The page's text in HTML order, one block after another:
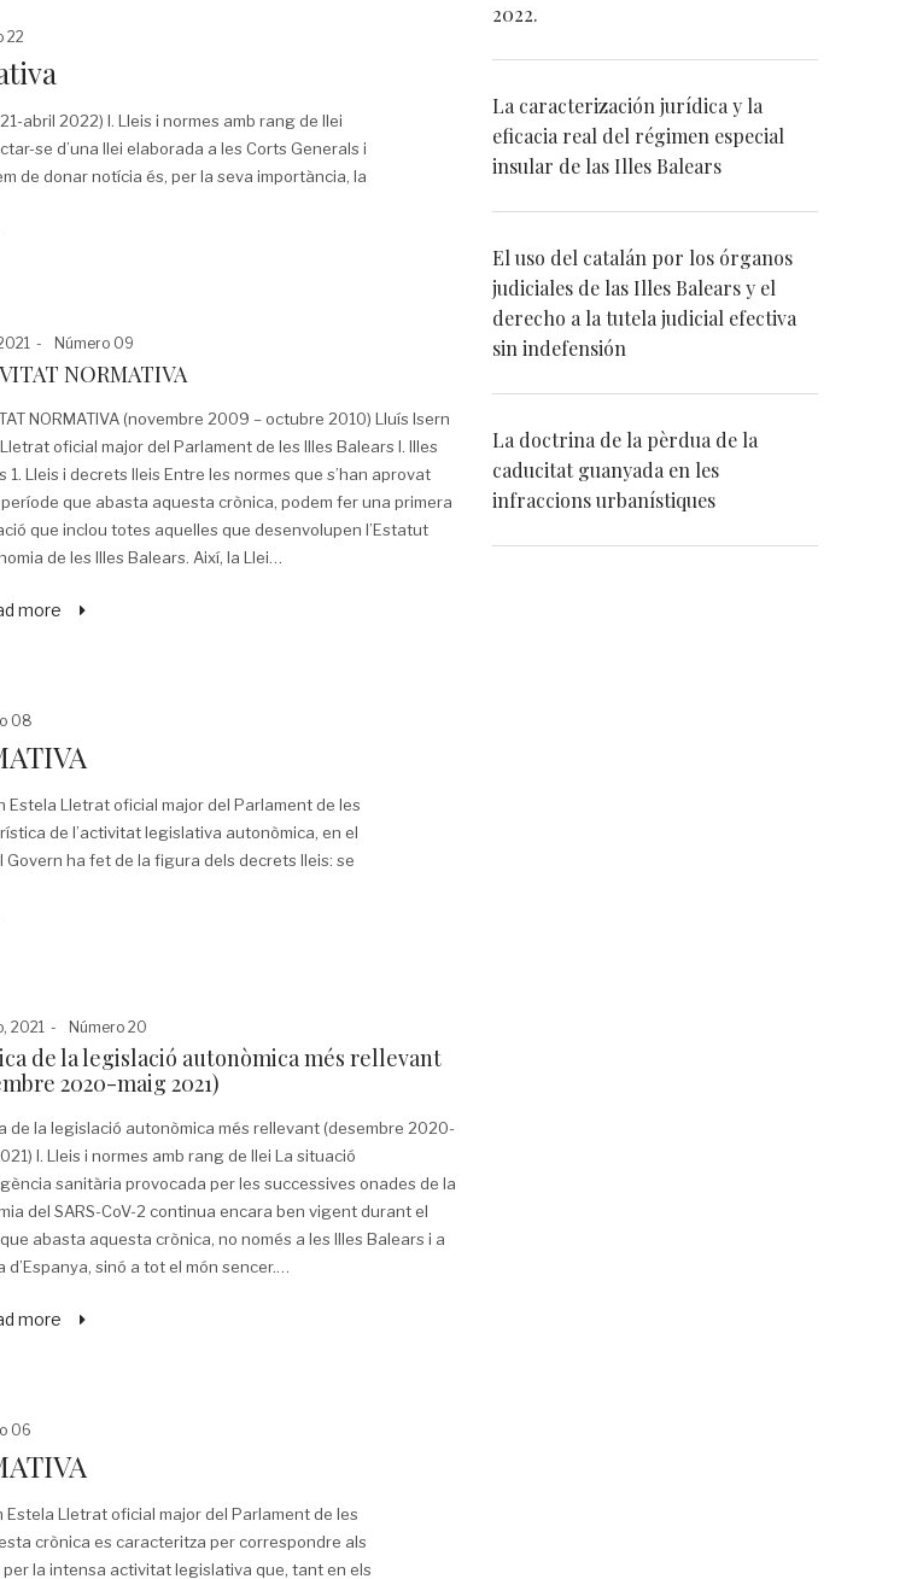
22
abril 2022) I. Lleis i normes amb rang de llei
se d’una llei elaborada a les Corts Generals i
de donar notícia és, per la seva importància, la
Posted
in
Número 09
NORMATIVA
NORMATIVA (novembre 2009 – octubre 2010) Lluís Isern
oficial major del Parlament de les Illes Balears I. Illes
1. Lleis i decrets lleis Entre les normes que s’han aprovat
que abasta aquesta crònica, podem fer una primera
que inclou totes aquelles que desenvolupen l’Estatut
de les Illes Balears. Així, la Llei…
more
08
Estela Lletrat oficial major del Parlament de les
de l’activitat legislativa autonòmica, en el
ha fet de la figura dels decrets lleis: se
2021
Posted
in
Número 20
de la legislació autonòmica més rellevant
2020-maig 2021)
de la legislació autonòmica més rellevant (desembre 2020-
I. Lleis i normes amb rang de llei La situació
sanitària provocada per les successives onades de la
del SARS-CoV-2 continua encara ben vigent durant el
abasta aquesta crònica, no només a les Illes Balears i a
d’Espanya, sinó a tot el món sencer.…
more
06
Estela Lletrat oficial major del Parlament de les
crònica es caracteritza per correspondre als
la intensa activitat legislativa que, tant en els
2022.
La caracterización jurídica y la
eficacia real del régimen especial
insular de las Illes Balears
El uso del catalán por los órganos
judiciales de las Illes Balears y el
derecho a la tutela judicial efectiva
sin indefensión
La doctrina de la pèrdua de la
caducitat guanyada en les
infraccions urbanístiques